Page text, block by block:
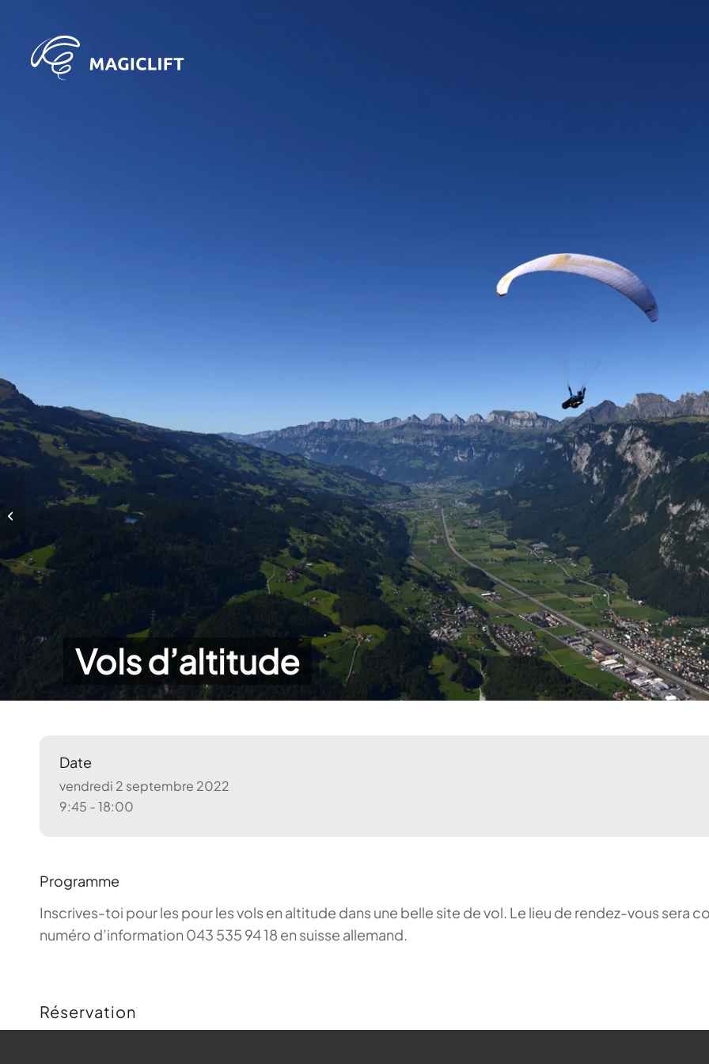
Vols d’altitude
Date
vendredi 2 septembre 2022
9:45 - 18:00
Programme
Inscrives-toi pour les pour les vols en altitude dans une belle site de vol. Le lieu de rendez-vous sera
numéro d’information 043 535 94 18 en suisse allemand.
Réservation